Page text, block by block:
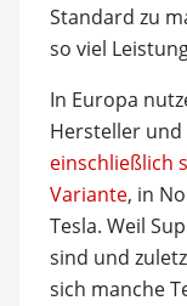
Standard zu
so viel
In Europa
Hersteller
einschließlich
Variante, in
Tesla. Weil
sind und
sich manche